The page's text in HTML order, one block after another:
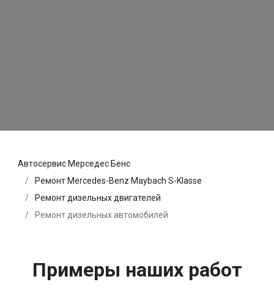
Автосервис Мерседес Бенс
Ремонт Mercedes-Benz Maybach S-Klasse
Ремонт дизельных двигателей
Ремонт дизельных автомобилей
Примеры наших работ